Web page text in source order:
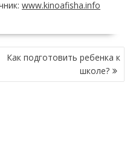
www.kinoafisha.info
Как подготовить ребенка к
школе?